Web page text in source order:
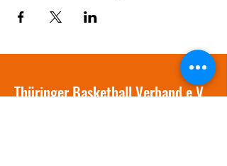
Thüringer Basketball Verband e.V.